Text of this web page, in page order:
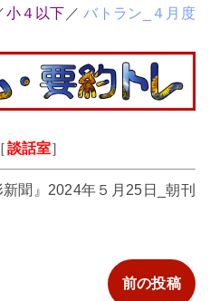
小４以下 ／バトラン_４月度
［談話室］
新聞』2024年５月25日_朝刊
前の投稿